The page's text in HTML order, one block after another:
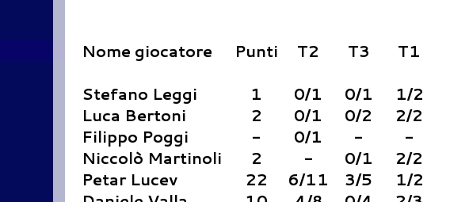
Nome giocatore Punti T2 T3
T1
Stefano Leggi
1 0/1 0/1
1/2
Luca Bertoni
2 0/1 0/2
2/2
Filippo Poggi
- 0/1 -
-
Niccolò Martinoli
2 - 0/1
2/2
Petar Lucev
22 6/11 3/5
1/2